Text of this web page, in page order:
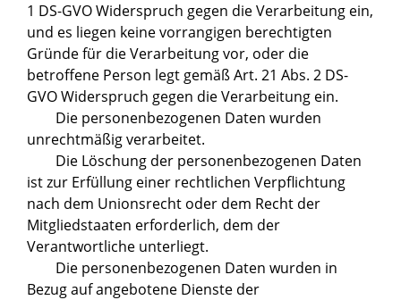
1 DS-GVO Widerspruch gegen die Verarbeitung ein,
und es liegen keine vorrangigen berechtigten
Gründe für die Verarbeitung vor, oder die
betroffene Person legt gemäß Art. 21 Abs. 2 DS-
GVO Widerspruch gegen die Verarbeitung ein.
Die personenbezogenen Daten wurden
unrechtmäßig verarbeitet.
Die Löschung der personenbezogenen Daten
ist zur Erfüllung einer rechtlichen Verpflichtung
nach dem Unionsrecht oder dem Recht der
Mitgliedstaaten erforderlich, dem der
Verantwortliche unterliegt.
Die personenbezogenen Daten wurden in
Bezug auf angebotene Dienste der